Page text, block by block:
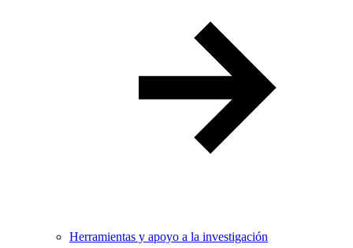
Herramientas y apoyo a la investigación